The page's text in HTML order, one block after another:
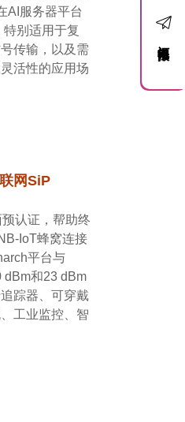
AI服务器平台
别适用于复
传输，以及需
活性的应用场
网SiP
认证，帮助终
IoT蜂窝连接
平台与
dBm和23 dBm
踪器、可穿戴
工业监控、智